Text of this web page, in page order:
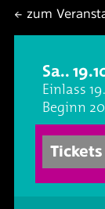
Familie
Kabarett &
Konzerte
Oper &
Tickets
Anreise &
Hotels &
Essen &
Großer Saal
Foyer und
Technik
Kafé Klinker
Jobs im
← zum
Sa..
Einlass
Beginn
Tickets